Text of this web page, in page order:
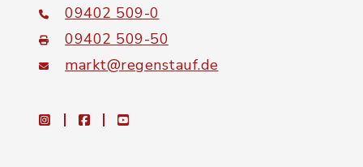
09402 509-0
09402 509-50
markt@regenstauf.de
instagramfacebookyoutube